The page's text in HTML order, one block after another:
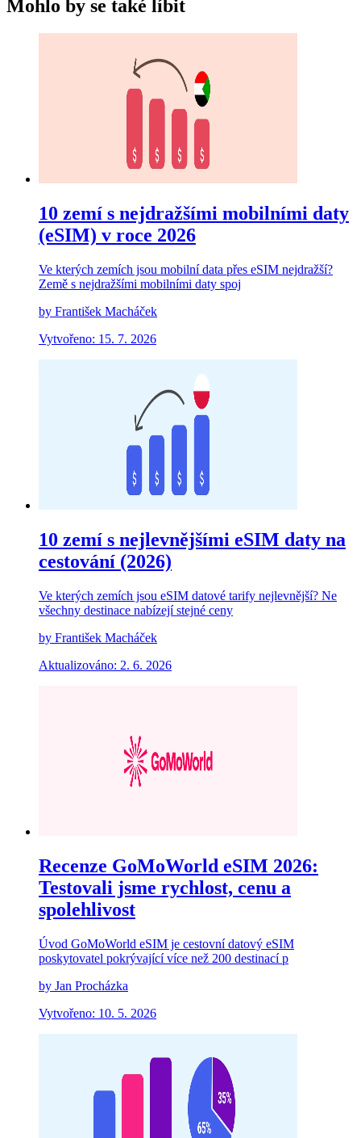
Mohlo by se také líbit
10 zemí s nejdražšími mobilními daty
(eSIM) v roce 2026
Ve kterých zemích jsou mobilní data přes eSIM nejdražší?
Země s nejdražšími mobilními daty spoj
by František Macháček
Vytvořeno: 15. 7. 2026
10 zemí s nejlevnějšími eSIM daty na
cestování (2026)
Ve kterých zemích jsou eSIM datové tarify nejlevnější? Ne
všechny destinace nabízejí stejné ceny
by František Macháček
Aktualizováno: 2. 6. 2026
Recenze GoMoWorld eSIM 2026:
Testovali jsme rychlost, cenu a
spolehlivost
Úvod GoMoWorld eSIM je cestovní datový eSIM
poskytovatel pokrývající více než 200 destinací p
by Jan Procházka
Vytvořeno: 10. 5. 2026